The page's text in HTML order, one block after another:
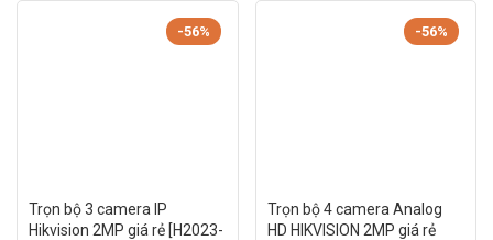
-56%
Trọn bộ 3 camera IP
Hikvision 2MP giá rẻ [H2023-
-56%
Trọn bộ 4 camera Analog
HD HIKVISION 2MP giá rẻ